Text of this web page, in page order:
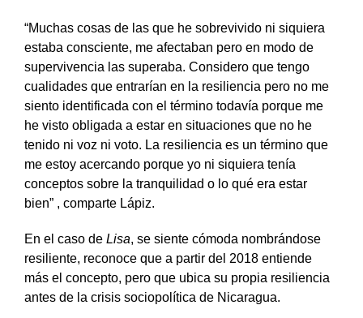
“Muchas cosas de las que he sobrevivido ni siquiera
estaba consciente, me afectaban pero en modo de
supervivencia las superaba. Considero que tengo
cualidades que entrarían en la resiliencia pero no me
siento identificada con el término todavía porque me
he visto obligada a estar en situaciones que no he
tenido ni voz ni voto. La resiliencia es un término que
me estoy acercando porque yo ni siquiera tenía
conceptos sobre la tranquilidad o lo qué era estar
bien” , comparte Lápiz.
En el caso de Lisa, se siente cómoda nombrándose
resiliente, reconoce que a partir del 2018 entiende
más el concepto, pero que ubica su propia resiliencia
antes de la crisis sociopolítica de Nicaragua.